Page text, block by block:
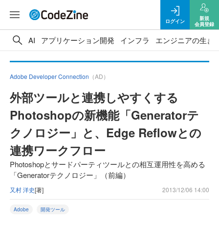
ログイン
新規
会員登録
AI アプリケーション開発 インフラ エンジニアの生き
Adobe Developer Connection （AD）
外部ツールと連携しやすくする
Photoshopの新機能「Generatorテ
クノロジー」と、Edge Reflowとの
連携ワークフロー
Photoshopとサードパーティツールとの相互運用性を高める
「Generatorテクノロジー」（前編）
又村 洋史[著] 2013/12/06 14:00
Adobe 開発ツール